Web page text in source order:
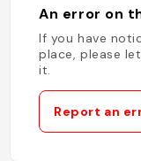
An error on
If you have
place, please
it.
Report an